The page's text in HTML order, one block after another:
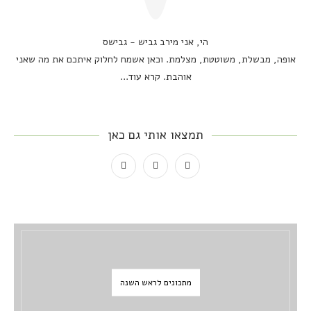
הי, אני מירב גביש - גבישס
אופה, מבשלת, משוטטת, מצלמת. וכאן אשמח לחלוק איתכם את מה שאני
אוהבת. קרא עוד...
תמצאו אותי גם כאן
מתכונים לראש השנה